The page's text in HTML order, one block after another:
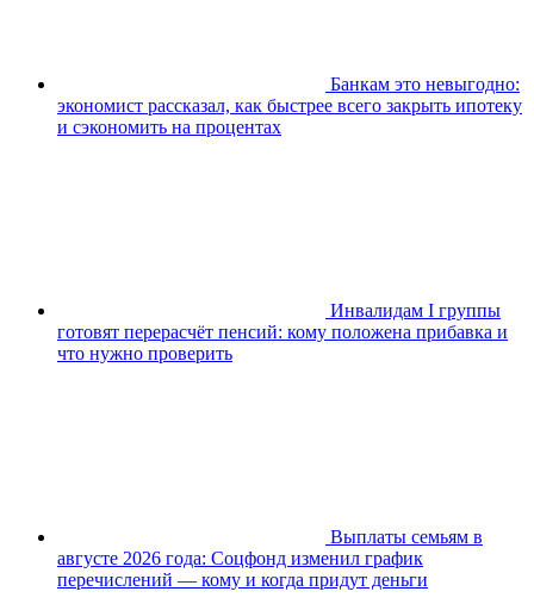
Банкам это невыгодно:
экономист рассказал, как быстрее всего закрыть ипотеку
и сэкономить на процентах
Инвалидам I группы
готовят перерасчёт пенсий: кому положена прибавка и
что нужно проверить
Выплаты семьям в
августе 2026 года: Соцфонд изменил график
перечислений — кому и когда придут деньги